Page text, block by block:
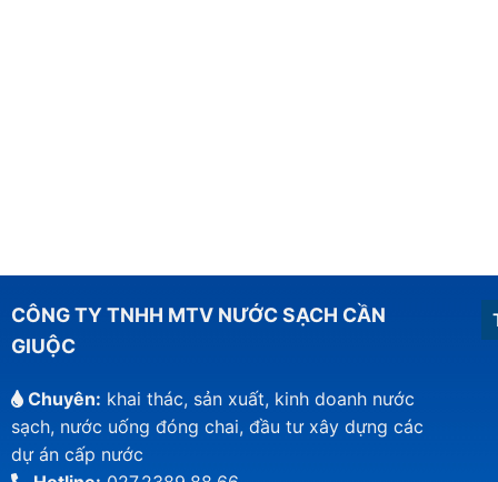
CÔNG TY TNHH MTV NƯỚC SẠCH CẦN
GIUỘC
Chuyên: khai thác, sản xuất, kinh doanh nước
sạch, nước uống đóng chai, đầu tư xây dựng các
dự án cấp nước